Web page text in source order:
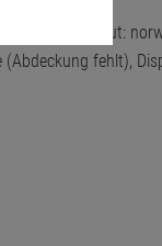
Tastaturlayout:
fehlt),